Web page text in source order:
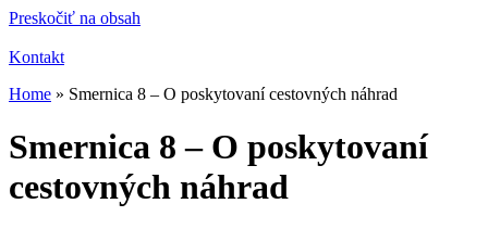
Preskočiť na obsah
Kontakt
Home » Smernica 8 – O poskytovaní cestovných náhrad
Smernica 8 – O poskytovaní
cestovných náhrad